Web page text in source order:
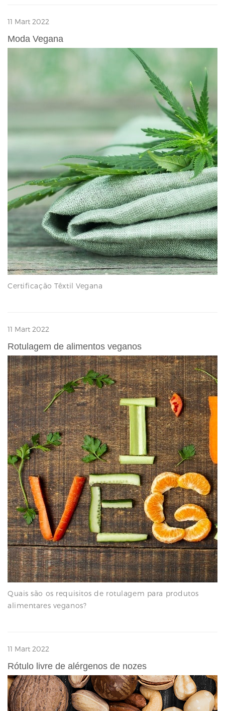
11 Mart 2022
Moda Vegana
Certificação Têxtil Vegana
11 Mart 2022
Rotulagem de alimentos veganos
Quais são os requisitos de rotulagem para produtos
alimentares veganos?
11 Mart 2022
Rótulo livre de alérgenos de nozes